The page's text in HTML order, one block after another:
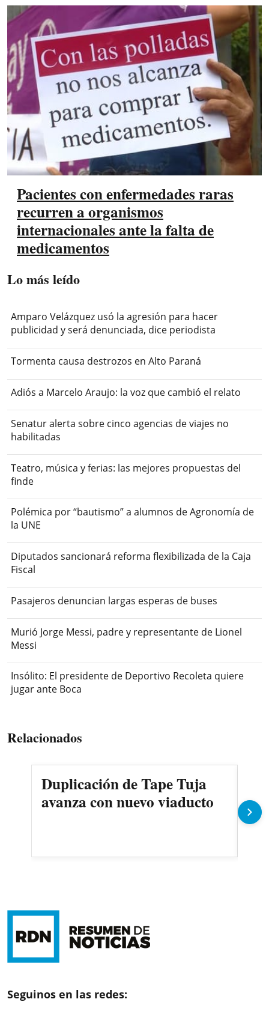
Pacientes con enfermedades raras
recurren a organismos
internacionales ante la falta de
medicamentos
Lo más leído
Amparo Velázquez usó la agresión para hacer
publicidad y será denunciada, dice periodista
Tormenta causa destrozos en Alto Paraná
Adiós a Marcelo Araujo: la voz que cambió el relato
Senatur alerta sobre cinco agencias de viajes no
habilitadas
Teatro, música y ferias: las mejores propuestas del
finde
Polémica por “bautismo” a alumnos de Agronomía de
la UNE
Diputados sancionará reforma flexibilizada de la Caja
Fiscal
Pasajeros denuncian largas esperas de buses
Murió Jorge Messi, padre y representante de Lionel
Messi
Insólito: El presidente de Deportivo Recoleta quiere
jugar ante Boca
Relacionados
Duplicación de Tape Tuja
avanza con nuevo viaducto
Seguinos en las redes: